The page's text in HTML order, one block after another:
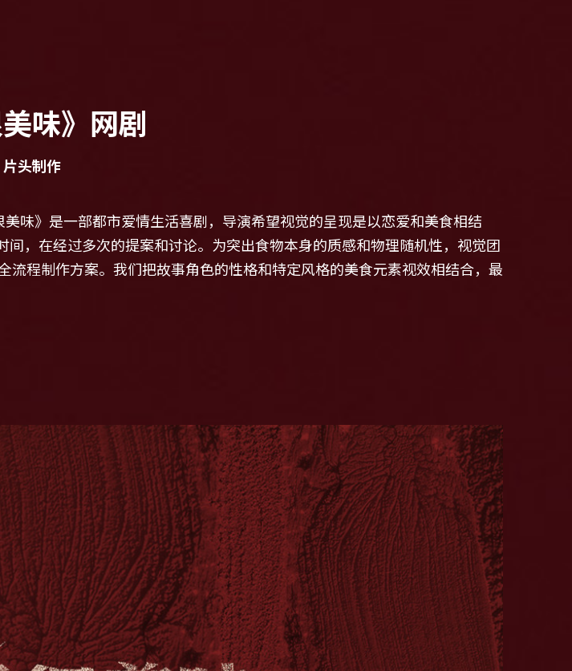
美味》网剧
片头制作
味》是一部都市爱情生活喜剧，导演希望视觉的呈现是以恋爱和美食相结
，在经过多次的提案和讨论。为突出食物本身的质感和物理随机性，视觉团
程制作方案。我们把故事角色的性格和特定风格的美食元素视效相结合，最